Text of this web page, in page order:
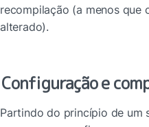
recompilação (a menos que
alterado).
Configuração e
Partindo do princípio de um